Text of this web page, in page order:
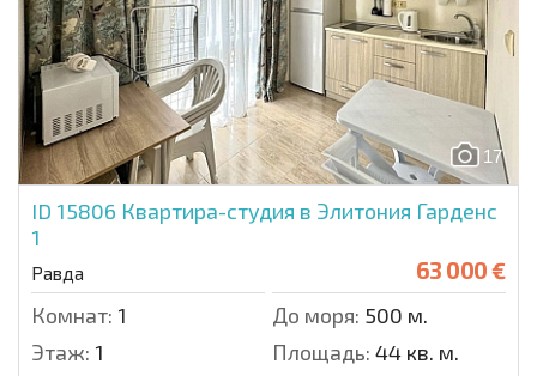
17
ID 15806 Квартира-студия в Элитония Гарденс
1
Равда 63 000 €
Комнат: 1 До моря: 500 м.
Этаж: 1 Площадь: 44 кв. м.